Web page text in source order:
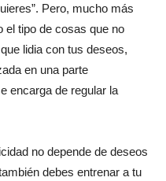
Pero, mucho más
el tipo de cosas que no
lidia con tus deseos,
en una parte
encarga de regular la
no depende de deseos
debes entrenar a tu